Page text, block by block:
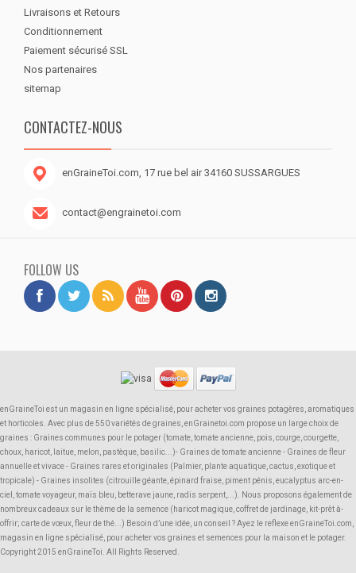
Livraisons et Retours
Conditionnement
Paiement sécurisé SSL
Nos partenaires
sitemap
CONTACTEZ-NOUS
enGraineToi.com, 17 rue bel air 34160 SUSSARGUES
contact@engrainetoi.com
FOLLOW US
enGraineToi est un magasin en ligne spécialisé, pour acheter vos graines potagères, aromatiques
et horticoles. Avec plus de 550 variétés de graines, enGrainetoi.com propose un large choix de
graines : Graines communes pour le potager (tomate, tomate ancienne, pois, courge, courgette,
choux, haricot, laitue, melon, pastèque, basilic...)- Graines de tomate ancienne - Graines de fleur
annuelle et vivace - Graines rares et originales (Palmier, plante aquatique, cactus, exotique et
tropicale) - Graines insolites (citrouille géante, épinard fraise, piment pénis, eucalyptus arc-en-
ciel, tomate voyageur, maïs bleu, betterave jaune, radis serpent,...). Nous proposons également de
nombreux cadeaux sur le thème de la semence (haricot magique, coffret de jardinage, kit-prêt à-
offrir; carte de vœux, fleur de thé...) Besoin d’une idée, un conseil ? Ayez le reflexe enGraineToi.com,
magasin en ligne spécialisé, pour acheter vos graines et semences pour la maison et le potager.
Copyright 2015 enGraineToi. All Rights Reserved.